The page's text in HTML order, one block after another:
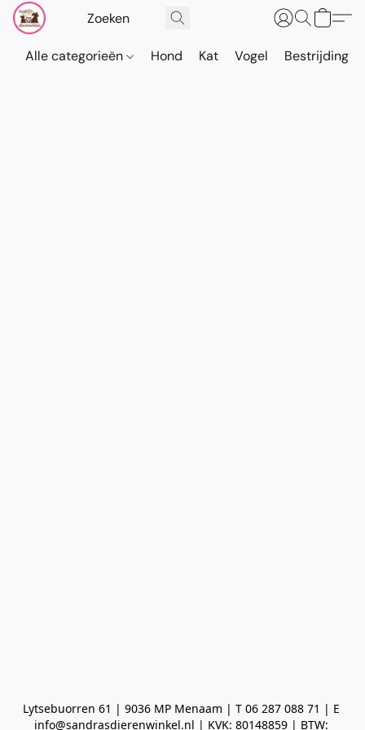
Alle categorieën Hond Kat Vogel Bestrijding
Lytsebuorren 61 | 9036 MP Menaam | T 06 287 088 71 | E
info@sandrasdierenwinkel.nl | KVK: 80148859 | BTW: